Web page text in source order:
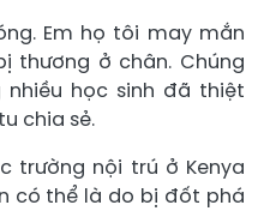
Em họ tôi may mắn
thương ở chân. Chúng
học sinh đã thiệt
chia sẻ.
trường nội trú ở Kenya
có thể là do bị đốt phá